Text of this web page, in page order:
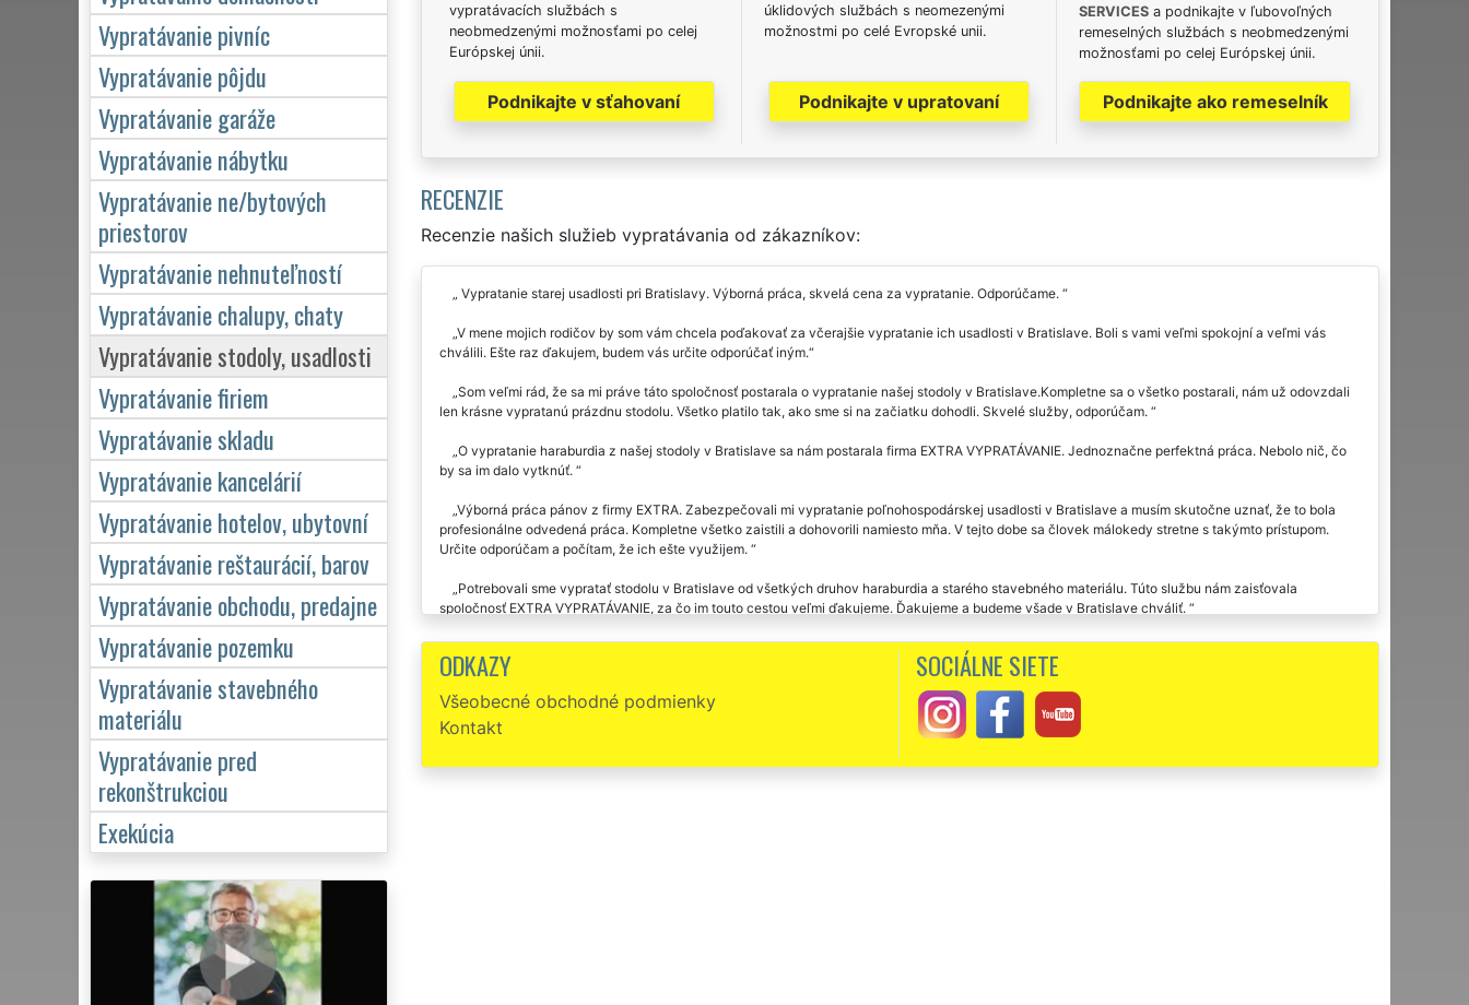
vypratávacích službách s
neobmedzenými možnosťami po celej
Európskej únii.
Podnikajte v sťahovaní
úklidových službách s neomezenými
možnostmi po celé Evropské unii.
Podnikajte v upratovaní
SERVICES a podnikajte v ľubovoľných
remeselných službách s neobmedzenými
možnosťami po celej Európskej únii.
Podnikajte ako remeselník
RECENZIE
Recenzie našich služieb vypratávania od zákazníkov:
Vypratanie starej usadlosti pri Bratislavy. Výborná práca, skvelá cena za vypratanie. Odporúčame.
V mene mojich rodičov by som vám chcela poďakovať za včerajšie vypratanie ich usadlosti v Bratislave. Boli s vami veľmi spokojní a veľmi vás
chválili. Ešte raz ďakujem, budem vás určite odporúčať iným.
Som veľmi rád, že sa mi práve táto spoločnosť postarala o vypratanie našej stodoly v Bratislave.Kompletne sa o všetko postarali, nám už odovzdali
len krásne vypratanú prázdnu stodolu. Všetko platilo tak, ako sme si na začiatku dohodli. Skvelé služby, odporúčam.
O vypratanie haraburdia z našej stodoly v Bratislave sa nám postarala firma EXTRA VYPRATÁVANIE. Jednoznačne perfektná práca. Nebolo nič, čo
by sa im dalo vytknúť.
Výborná práca pánov z firmy EXTRA. Zabezpečovali mi vypratanie poľnohospodárskej usadlosti v Bratislave a musím skutočne uznať, že to bola
profesionálne odvedená práca. Kompletne všetko zaistili a dohovorili namiesto mňa. V tejto dobe sa človek málokedy stretne s takýmto prístupom.
Určite odporúčam a počítam, že ich ešte využijem.
Potrebovali sme vypratať stodolu v Bratislave od všetkých druhov haraburdia a starého stavebného materiálu. Túto službu nám zaisťovala
spoločnosť EXTRA VYPRATÁVANIE, za čo im touto cestou veľmi ďakujeme. Ďakujeme a budeme všade v Bratislave chváliť.
ODKAZY
Všeobecné obchodné podmienky
Kontakt
SOCIÁLNE SIETE
Vypratávanie pivníc
Vypratávanie pôjdu
Vypratávanie garáže
Vypratávanie nábytku
Vypratávanie ne/bytových
priestorov
Vypratávanie nehnuteľností
Vypratávanie chalupy, chaty
Vypratávanie stodoly, usadlosti
Vypratávanie firiem
Vypratávanie skladu
Vypratávanie kancelárií
Vypratávanie hotelov, ubytovní
Vypratávanie reštaurácií, barov
Vypratávanie obchodu, predajne
Vypratávanie pozemku
Vypratávanie stavebného
materiálu
Vypratávanie pred
rekonštrukciou
Exekúcia